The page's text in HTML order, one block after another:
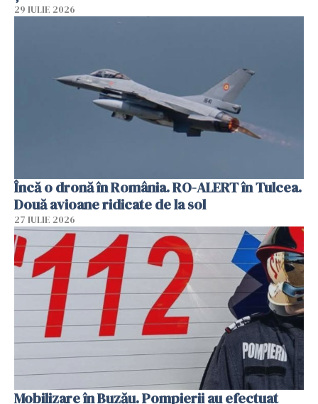
29 IULIE 2026
Încă o dronă în România. RO-ALERT în Tulcea.
Două avioane ridicate de la sol
27 IULIE 2026
Mobilizare în Buzău. Pompierii au efectuat